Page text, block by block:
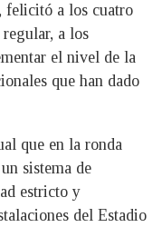
felicitó a los cuatro
a los
el nivel de la
que han dado
que en la ronda
sistema de
estricto y
del Estadio